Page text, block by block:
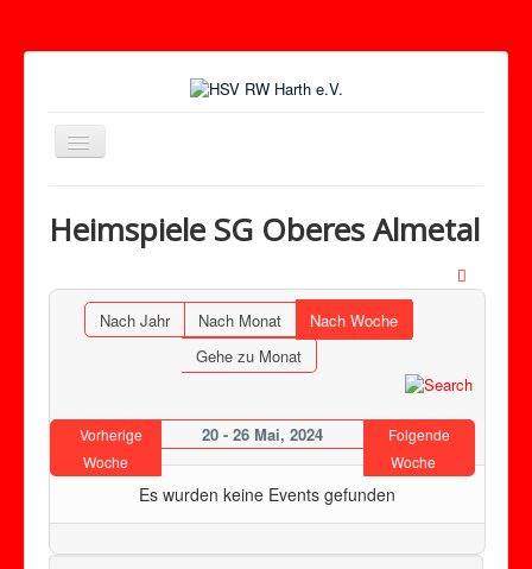
Toggle
Navigation
Heimspiele SG Oberes Almetal
Nach Jahr Nach Monat
Nach Woche
Gehe zu Monat
Vorherige
Woche
20 - 26 Mai, 2024
Folgende
Woche
Es wurden keine Events gefunden